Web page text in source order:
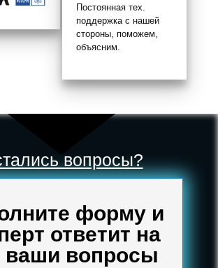
Постоянная тех.
поддержка с нашей
стороны, поможем,
объясним.
вопросы?
форму и
ответит на
ваши вопросы